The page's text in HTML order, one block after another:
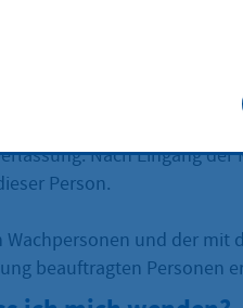
Unterlagen
direkt befasst
oder einer
Nach Eingang
Person.
Wachpersonen und der mit
beauftragten Personen